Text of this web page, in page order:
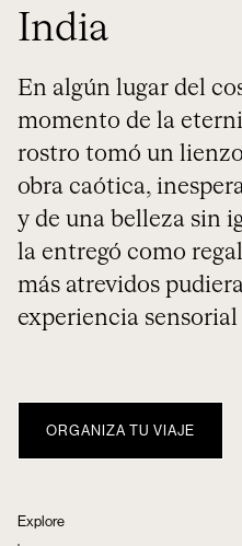
India
En algún lugar del
momento de la
rostro tomó un
obra caótica,
y de una belleza sin
la entregó como
más atrevidos
experiencia
ORGANIZA TU VIAJE
Explore